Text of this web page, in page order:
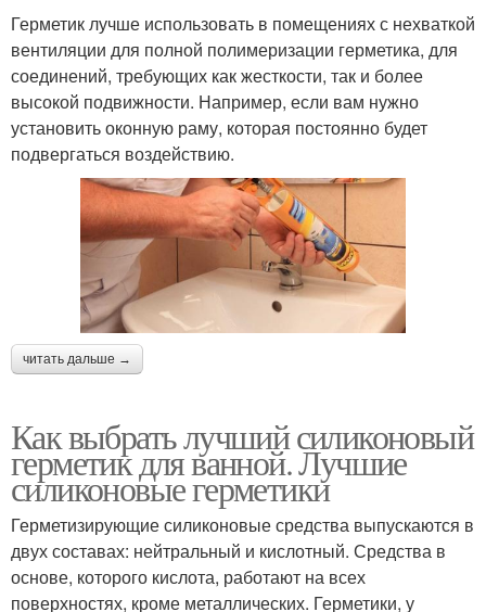
Герметик лучше использовать в помещениях с нехваткой
вентиляции для полной полимеризации герметика, для
соединений, требующих как жесткости, так и более
высокой подвижности. Например, если вам нужно
установить оконную раму, которая постоянно будет
подвергаться воздействию.
читать дальше →
Как выбрать лучший силиконовый
герметик для ванной. Лучшие
силиконовые герметики
Герметизирующие силиконовые средства выпускаются в
двух составах: нейтральный и кислотный. Средства в
основе, которого кислота, работают на всех
поверхностях, кроме металлических. Герметики, у